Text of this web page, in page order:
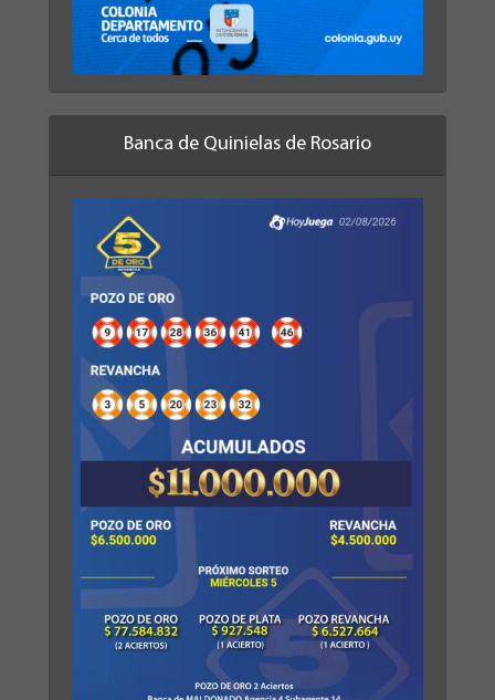
Banca de Quinielas de Rosario